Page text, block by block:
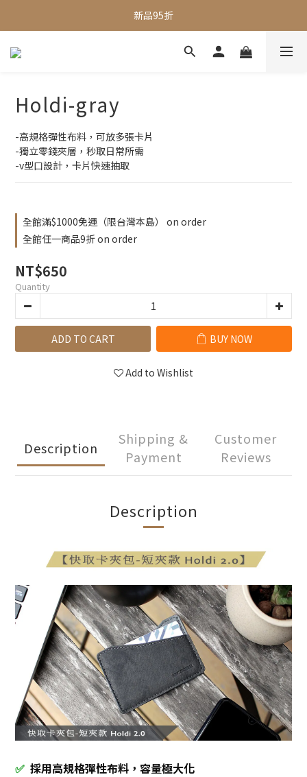
全館滿$1000即享免運
全館滿$1000即享免運
Holdi-gray
-高規格彈性布料，可放多張卡片
-獨立零錢夾層，秒取日常所需
-v型口設計，卡片快速抽取
全館滿$1000免運（限台灣本島） on order
全館任一商品9折 on order
NT$650
Quantity
ADD TO CART BUY NOW
Add to Wishlist
Description
Shipping &
Payment
Customer
Reviews
Description
✅ 採用高規格彈性布料，容量極大化